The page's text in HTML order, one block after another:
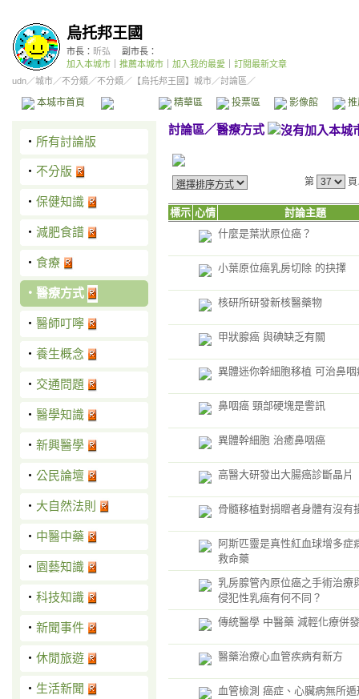
烏托邦王國
市長： 昕弘
副市長：
加入本城市
推薦本城市 加入我的最愛
訂閱最新文章
udn／城市／不分類 ／不分類 ／ 【烏托邦王國】城市／討論區／
本城市首頁 精華區 投票區 影像館
‧ 所有討論版
‧ 不分版
‧ 保健知識
‧ 減肥食譜
‧ 食療
‧ 醫療方式
‧ 醫師叮嚀
‧ 養生概念
‧ 交通問題
‧ 醫學知識
‧ 新興醫學
‧ 公民論壇
‧ 大自然法則
‧ 中醫中藥
‧ 園藝知識
‧ 科技知識
‧ 新聞事件
‧ 休閒旅遊
‧ 生活新聞
討論區／醫療方式
第
標示 心情
討論主題
什麼是葉狀原位癌？
小葉原位癌乳房切除 的抉擇
核研所研發新核醫藥物
甲狀腺癌 與碘缺乏有關
異體迷你幹細胞移植 可治鼻咽
鼻咽癌 頸部硬塊是警訊
異體幹細胞 治癒鼻咽癌
高醫大研發出大腸癌診斷晶片
骨髓移植對捐贈者身體有沒有
阿斯匹靈是真性紅血球增多症
救命藥
乳房腺管內原位癌之手術治療
侵犯性乳癌有何不同？
傳統醫學 中醫藥 減輕化療併
醫藥治療心血管疾病有新方
血管檢測 癌症、心臟病無所遁